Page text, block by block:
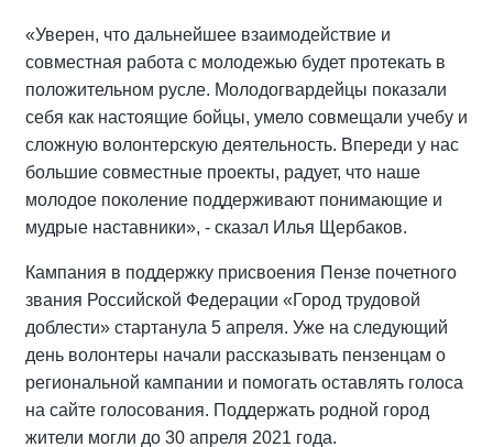
«Уверен, что дальнейшее взаимодействие и
совместная работа с молодежью будет протекать в
положительном русле. Молодогвардейцы показали
себя как настоящие бойцы, умело совмещали учебу и
сложную волонтерскую деятельность. Впереди у нас
большие совместные проекты, радует, что наше
молодое поколение поддерживают понимающие и
мудрые наставники», - сказал Илья Щербаков.
Кампания в поддержку присвоения Пензе почетного
звания Российской Федерации «Город трудовой
доблести» стартанула 5 апреля. Уже на следующий
день волонтеры начали рассказывать пензенцам о
региональной кампании и помогать оставлять голоса
на сайте голосования. Поддержать родной город
жители могли до 30 апреля 2021 года.